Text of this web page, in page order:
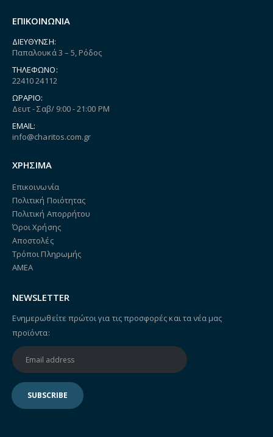
ΕΠΙΚΟΙΝΩΝΙΑ
ΔΙΕΎΘΥΝΣΗ:
Παπαλουκά 3 – 5, Ρόδος
ΤΗΛΈΦΩΝΟ:
22410 24112
ΩΡΆΡΙΟ:
Δευτ - Σαβ/ 9:00 - 21:00 PM
EMAIL:
info@charitos.com.gr
ΧΡΗΣΙΜΑ
Επικοινωνία
Πολιτική Ποιότητας
Πολιτική Απορρήτου
Όροι Χρήσης
Αποστολές
Τρόποι Πληρωμής
ΑΜΕΑ
NEWSLETTER
Ενημερωθείτε πρώτοι για τις προσφορές και τα νέα μας
προϊόντα: